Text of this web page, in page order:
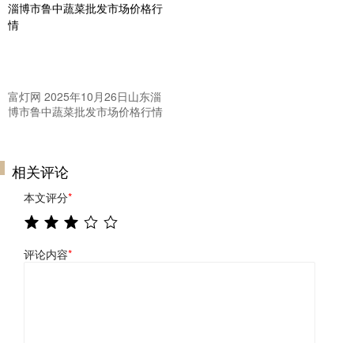
富灯网 2025年10月26日山东淄
博市鲁中蔬菜批发市场价格行情
相关评论
本文评分*
评论内容*